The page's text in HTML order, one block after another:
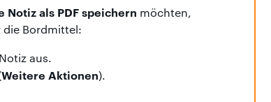
Notiz als PDF speichern möchten,
Bordmittel:
aus.
Weitere Aktionen).